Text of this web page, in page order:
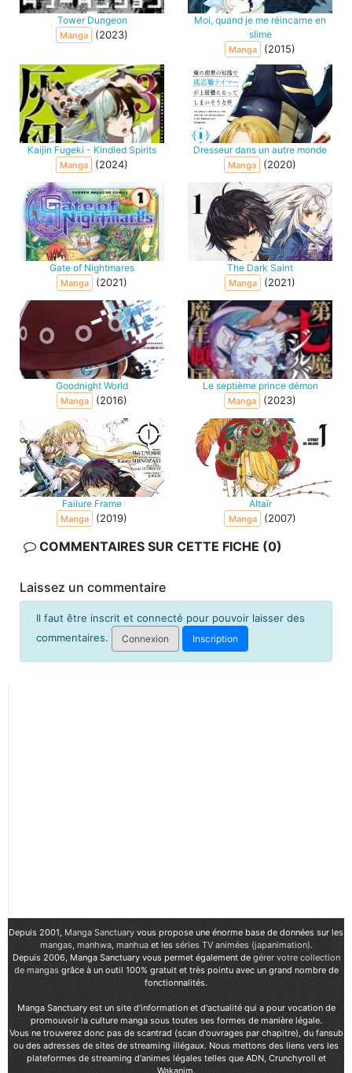
Tower Dungeon
Manga (2023)
Moi, quand je me réincarne en
slime
Manga (2015)
Kaijin Fugeki - Kindled Spirits
Manga (2024)
Dresseur dans un autre monde
Manga (2020)
Gate of Nightmares
Manga (2021)
The Dark Saint
Manga (2021)
Goodnight World
Manga (2016)
Le septième prince démon
Manga (2023)
Failure Frame
Manga (2019)
Altaïr
Manga (2007)
COMMENTAIRES SUR CETTE FICHE (0)
Laissez un commentaire
Il faut être inscrit et connecté pour pouvoir laisser des
commentaires.
Connexion Inscription
Depuis 2001, Manga Sanctuary vous propose une énorme base de données sur les
mangas, manhwa, manhuaet les séries TV animées (japanimation).
Depuis 2006, Manga Sanctuary vous permet également de gérer votre collection
de mangasgrâce à un outil 100% gratuit et très pointu avec un grand nombre de
fonctionnalités.
Manga Sanctuary est un site d'information et d'actualité qui a pour vocation de
promouvoir la culture manga sous toutes ses formes de manière légale.
Vous ne trouverez donc pas de scantrad (scan d'ouvrages par chapitre), du fansub
ou des adresses de sites de streaming illégaux. Nous mettons des liens vers les
plateformes de streaming d'animes légales telles que ADN, Crunchyroll et
Wakanim.